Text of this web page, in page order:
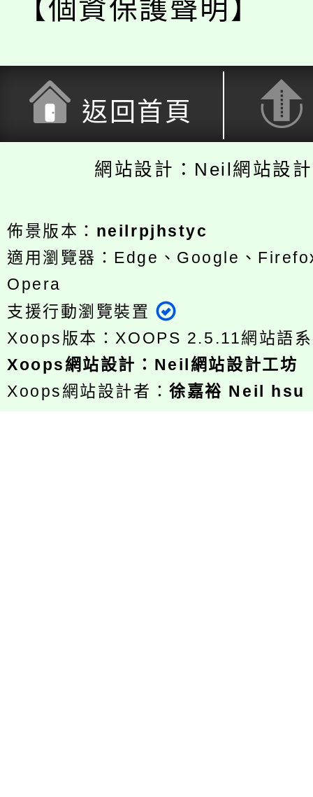
【個資保護聲明】
返回首頁
網站設計：Neil網站設
佈景版本： neilrpjhstyc
適用瀏覽器：Edge、Google、
Opera
支援行動瀏覽裝置
Xoops版本：XOOPS 2.5.11網站語
Xoops網站設計 ： Neil網站設計工坊
Xoops網站設計者：徐嘉裕 Neil hsu